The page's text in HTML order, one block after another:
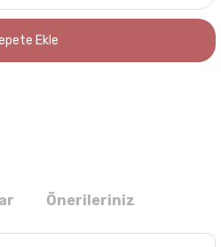
Ekle
Önerileriniz